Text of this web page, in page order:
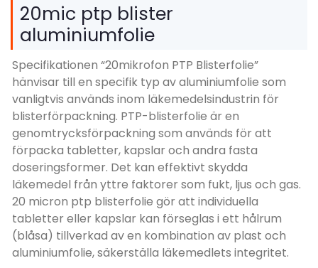
20mic ptp blister
aluminiumfolie
Specifikationen “20mikrofon PTP Blisterfolie”
hänvisar till en specifik typ av aluminiumfolie som
vanligtvis används inom läkemedelsindustrin för
blisterförpackning. PTP-blisterfolie är en
genomtrycksförpackning som används för att
förpacka tabletter, kapslar och andra fasta
doseringsformer. Det kan effektivt skydda
läkemedel från yttre faktorer som fukt, ljus och gas.
20 micron ptp blisterfolie gör att individuella
tabletter eller kapslar kan förseglas i ett hålrum
(blåsa) tillverkad av en kombination av plast och
aluminiumfolie, säkerställa läkemedlets integritet.